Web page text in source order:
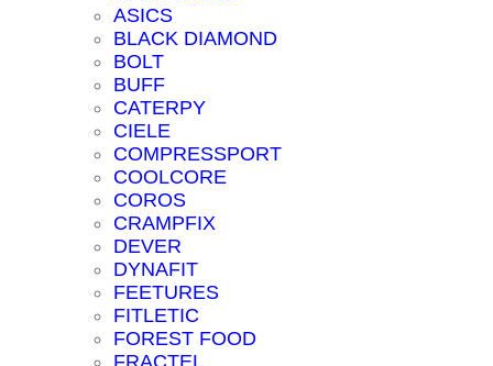
ASICS
BLACK DIAMOND
BOLT
BUFF
CATERPY
CIELE
COMPRESSPORT
COOLCORE
COROS
CRAMPFIX
DEVER
DYNAFIT
FEETURES
FITLETIC
FOREST FOOD